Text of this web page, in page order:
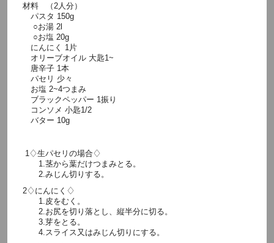
材料 （2人分）
パスタ 150g
○お湯 2l
○お塩 20g
にんにく 1片
オリーブオイル 大匙1~
唐辛子 1本
パセリ 少々
お塩 2~4つまみ
ブラックペッパー 1振り
コンソメ 小匙1/2
バター 10g
1♢生パセリの場合♢
1.茎から葉だけつまみとる。
2.みじん切りする。
2♢にんにく♢
1.皮をむく。
2.お尻を切り落とし、縦半分に切る。
3.芽をとる。
4.スライス又はみじん切りにする。